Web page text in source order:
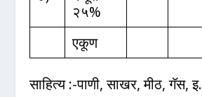
२५%
एकूण
साहित्य :-पाणी, साखर, मीठ, गॅस, इ.